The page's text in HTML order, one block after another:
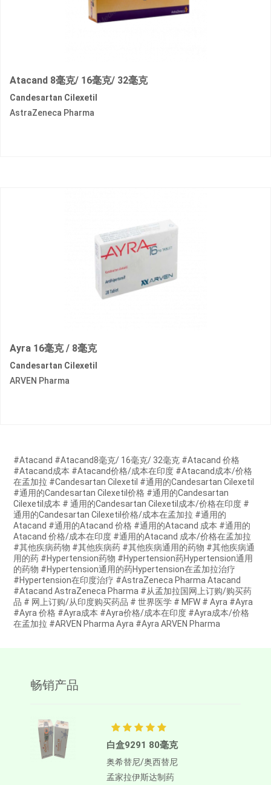
Atacand 8毫克/ 16毫克/ 32毫克
Candesartan Cilexetil
AstraZeneca Pharma
Ayra 16毫克 / 8毫克
Candesartan Cilexetil
ARVEN Pharma
#Atacand #Atacand8毫克/ 16毫克/ 32毫克 #Atacand 价格
#Atacand成本 #Atacand价格/成本在印度 #Atacand成本/价格
在孟加拉 #Candesartan Cilexetil #通用的Candesartan Cilexetil
#通用的Candesartan Cilexetil价格 #通用的Candesartan
Cilexetil成本 # 通用的Candesartan Cilexetil成本/价格在印度 #
通用的Candesartan Cilexetil价格/成本在孟加拉 #通用的
Atacand #通用的Atacand 价格 #通用的Atacand 成本 #通用的
Atacand 价格/成本在印度 #通用的Atacand 成本/价格在孟加拉
#其他疾病药物 #其他疾病药 #其他疾病通用的药物 #其他疾病通
用的药 #Hypertension药物 #Hypertension药Hypertension通用
的药物 #Hypertension通用的药Hypertension在孟加拉治疗
#Hypertension在印度治疗 #AstraZeneca Pharma Atacand
#Atacand AstraZeneca Pharma #从孟加拉国网上订购/购买药
品 # 网上订购/从印度购买药品 # 世界医学 # MFW # Ayra #Ayra
#Ayra 价格 #Ayra成本 #Ayra价格/成本在印度 #Ayra成本/价格
在孟加拉 #ARVEN Pharma Ayra #Ayra ARVEN Pharma
畅销产品
白盒9291 80毫克
奥希替尼/奥西替尼
孟家拉伊斯达制药